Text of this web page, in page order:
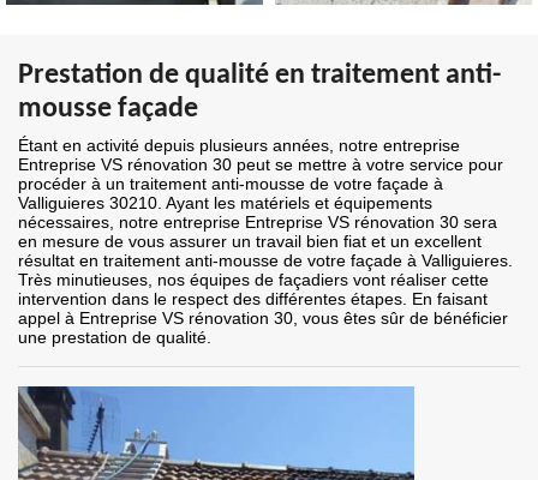
Prestation de qualité en traitement anti-
mousse façade
Étant en activité depuis plusieurs années, notre entreprise
Entreprise VS rénovation 30 peut se mettre à votre service pour
procéder à un traitement anti-mousse de votre façade à
Valliguieres 30210. Ayant les matériels et équipements
nécessaires, notre entreprise Entreprise VS rénovation 30 sera
en mesure de vous assurer un travail bien fiat et un excellent
résultat en traitement anti-mousse de votre façade à Valliguieres.
Très minutieuses, nos équipes de façadiers vont réaliser cette
intervention dans le respect des différentes étapes. En faisant
appel à Entreprise VS rénovation 30, vous êtes sûr de bénéficier
une prestation de qualité.